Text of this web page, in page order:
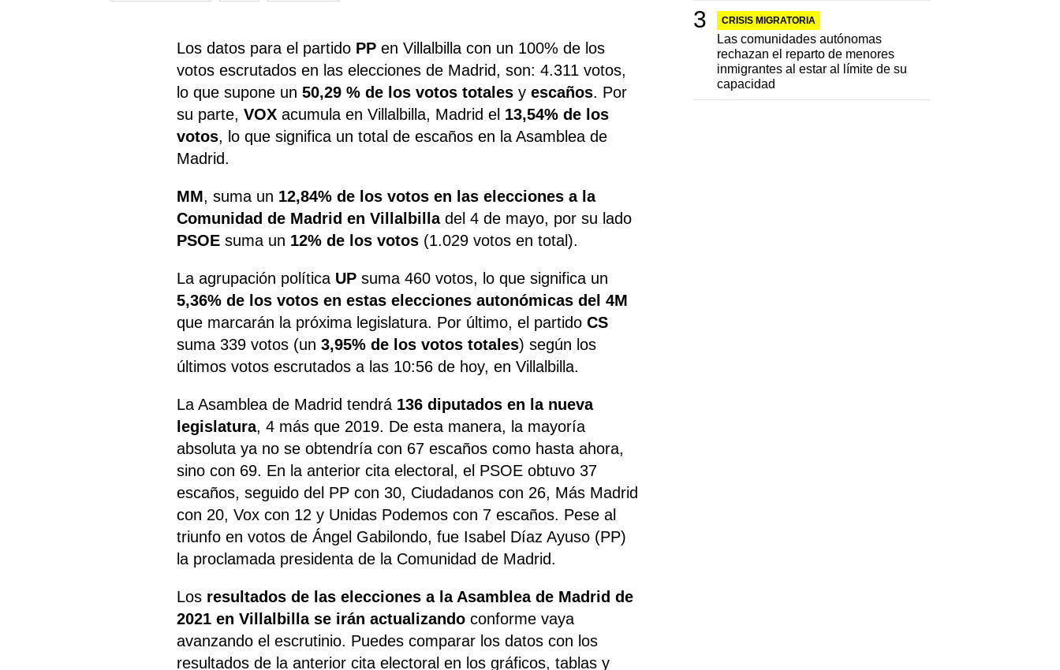
Los datos para el partido PP en Villalbilla con un 100% de los
votos escrutados en las elecciones de Madrid, son: 4.311 votos,
lo que supone un50,29 % de los votos totales y escaños. Por
su parte,VOX acumula en Villalbilla, Madrid el 13,54% de los
votos, lo que significa un total de escaños en la Asamblea de
Madrid.
MM, suma un 12,84% de los votos en las elecciones a la
Comunidad de Madrid en Villalbilladel 4 de mayo, por su lado
PSOE suma un 12% de los votos (1.029 votos en total).
La agrupación política UP suma 460 votos, lo que significa un
5,36% de los votos en estas elecciones autonómicas del 4M
que marcarán la próxima legislatura. Por último, el partidoCS
suma 339 votos (un3,95% de los votos totales) según los
últimos votos escrutados a las 10:56 de hoy, en Villalbilla.
La Asamblea de Madrid tendrá 136 diputados en la nueva
legislatura, 4 más que 2019. De esta manera, la mayoría
absoluta ya no se obtendría con 67 escaños como hasta ahora,
sino con 69. En la anterior cita electoral, el PSOE obtuvo 37
escaños, seguido del PP con 30, Ciudadanos con 26, Más Madrid
con 20, Vox con 12 y Unidas Podemos con 7 escaños. Pese al
triunfo en votos de Ángel Gabilondo, fue Isabel Díaz Ayuso (PP)
la proclamada presidenta de la Comunidad de Madrid.
Los resultados de las elecciones a la Asamblea de Madrid de
2021 en Villalbilla se irán actualizandoconforme vaya
avanzando el escrutinio. Puedes comparar los datos con los
resultados de la anterior cita electoral en los gráficos, tablas y
CRISIS MIGRATORIA
Las comunidades autónomas
rechazan el reparto de menores
inmigrantes al estar al límite de su
capacidad